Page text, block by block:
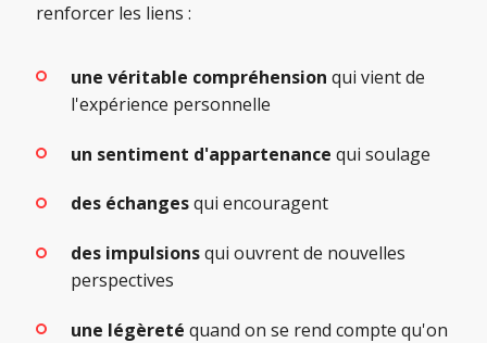
renforcer les liens :
une véritable compréhension qui vient de
l'expérience personnelle
un sentiment d'appartenance qui soulage
des échangesqui encouragent
des impulsionsqui ouvrent de nouvelles
perspectives
une légèreté quand on se rend compte qu'on